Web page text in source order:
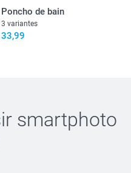
Poncho de bain
3 variantes
33,99
smartphoto